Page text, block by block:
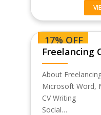
17% OFF
Freelancing
About
Microsoft Word,
CV Writing
Social…